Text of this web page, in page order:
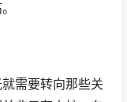
需要转向那些关